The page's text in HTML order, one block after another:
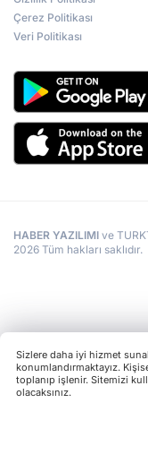
Çerez Politikası
Veri Politikası
HABER YAZILIMI ve
2026 Tüm hakları saklıdır.
Sizlere daha iyi hizmet
konumlandırmaktayız.
toplanıp işlenir. Sitemizi
olacaksınız.